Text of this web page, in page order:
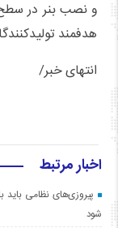
و نصب بنر در
هدفمند
انتهای خبر/
اخبار مرتبط
پیروزی‌های نظامی باید
شود